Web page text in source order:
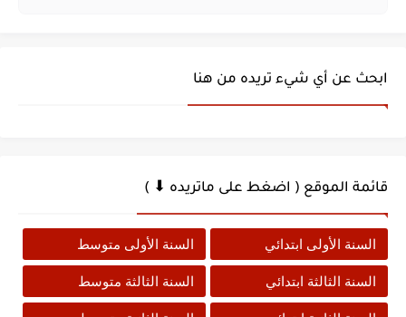
ابحث عن أي شيء تريده من هنا
قائمة الموقع ( اضغط على ماتريده ⬇ )
السنة الأولى ابتدائي السنة الأولى متوسط
السنة الثالثة ابتدائي السنة الثالثة متوسط